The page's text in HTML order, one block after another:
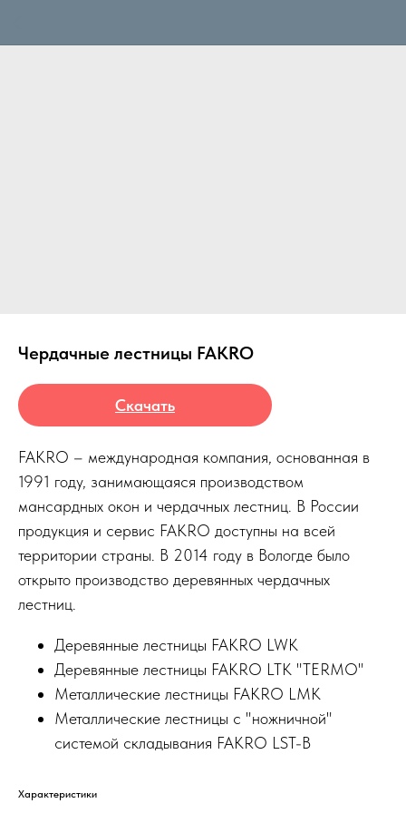
Чердачные лестницы FAKRO
Скачать
FAKRO – международная компания, основанная в
1991 году, занимающаяся производством
мансардных окон и чердачных лестниц. В России
продукция и сервис FAKRO доступны на всей
территории страны. В 2014 году в Вологде было
открыто производство деревянных чердачных
лестниц.
Деревянные лестницы FAKRO LWK
Деревянные лестницы FAKRO LTK "TERMO"
Металлические лестницы FAKRO LMK
Металлические лестницы c "ножничной"
системой складывания FAKRO LST-B
Характеристики